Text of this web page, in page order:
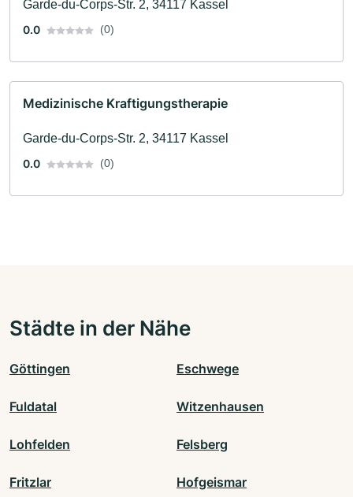
Garde-du-Corps-Str. 2, 34117 Kassel
0.0
(0)
Medizinische Kraftigungstherapie
Garde-du-Corps-Str. 2, 34117 Kassel
0.0
(0)
Städte in der Nähe
Göttingen Eschwege
Fuldatal Witzenhausen
Lohfelden Felsberg
Fritzlar Hofgeismar